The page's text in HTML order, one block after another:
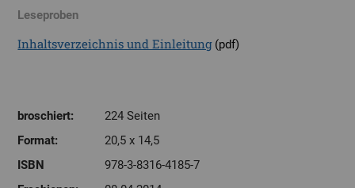
Leseproben
Inhaltsverzeichnis und Einleitung(pdf)
broschiert:
224 Seiten
Format:
20,5 x 14,5
ISBN
978-3-8316-4185-7